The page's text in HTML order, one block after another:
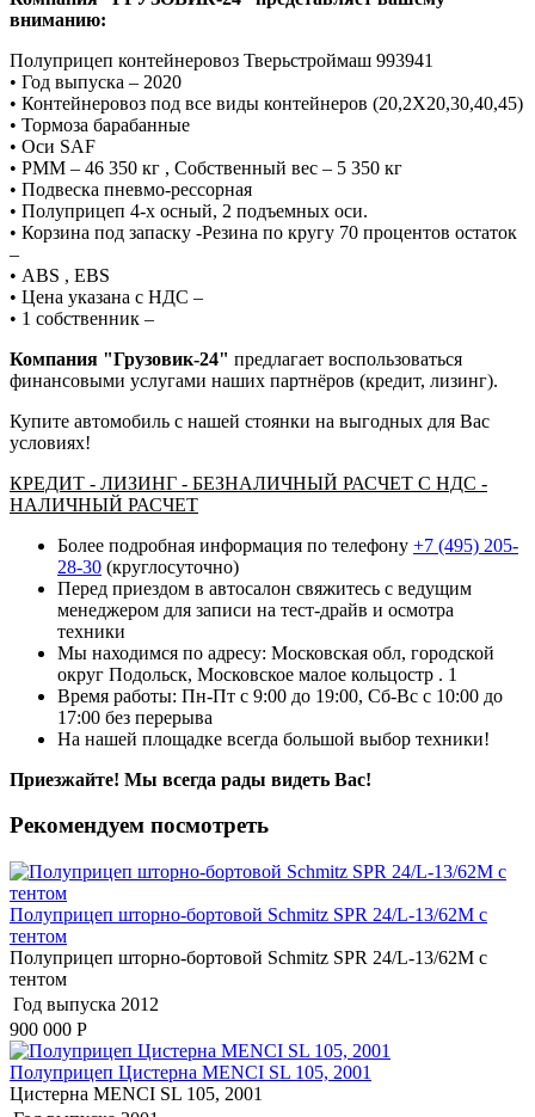
вниманию:
⁠Полуприцеп контейнеровоз Тверьстроймаш 993941
•⁠ ⁠Год выпуска – 2020
•⁠ ⁠Контейнеровоз под все виды контейнеров (20,2Х20,30,40,45)
•⁠ ⁠Тормоза барабанные
•⁠ ⁠Оси SAF
•⁠ ⁠РММ – 46 350 кг , Собственный вес – 5 350 кг
•⁠ ⁠Подвеска пневмо-рессорная
•⁠ ⁠Полуприцеп 4-х осный, 2 подъемных оси.
•⁠ ⁠Корзина под запаску -Резина по кругу 70 процентов остаток
–
•⁠ ⁠ABS , EBS
•⁠ ⁠Цена указана с НДС –
•⁠ ⁠1 собственник –
Компания "Грузовик-24" предлагает воспользоваться
финансовыми услугами наших партнёров (кредит, лизинг).
Купите автомобиль с нашей стоянки на выгодных для Вас
условиях!
КРЕДИТ - ЛИЗИНГ - БЕЗНАЛИЧНЫЙ РАСЧЕТ С НДС -
НАЛИЧНЫЙ РАСЧЕТ
Более подробная информация по телефону +7 (495) 205-
28-30 (круглосуточно)
Перед приездом в автосалон свяжитесь с ведущим
менеджером для записи на тест-драйв и осмотра
техники
Мы находимся по адресу: Московская обл, городской
округ Подольск, Московское малое кольцостр . 1
Время работы: Пн-Пт с 9:00 до 19:00, Сб-Вс с 10:00 до
17:00 без перерыва
На нашей площадке всегда большой выбор техники!
Приезжайте! Мы всегда рады видеть Вас!
Рекомендуем посмотреть
Полуприцеп шторно-бортовой Schmitz SPR 24/L-13/62M с
тентом
Полуприцеп шторно-бортовой Schmitz SPR 24/L-13/62M с
тентом
Год выпуска 2012
900 000 Р
Полуприцеп Цистерна MENCI SL 105, 2001
Цистерна MENCI SL 105, 2001